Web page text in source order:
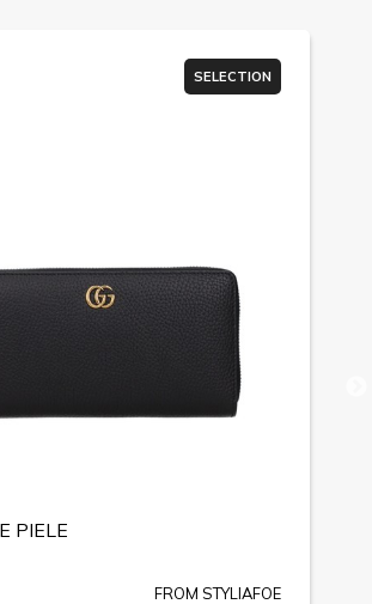
SELECTION
PIELE
FROM STYLIAFOE